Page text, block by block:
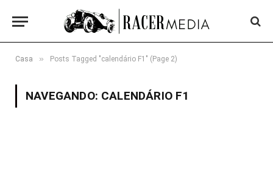
Casa » Posts Tagged "calendário F1" (Page 2)
NAVEGANDO: CALENDÁRIO F1